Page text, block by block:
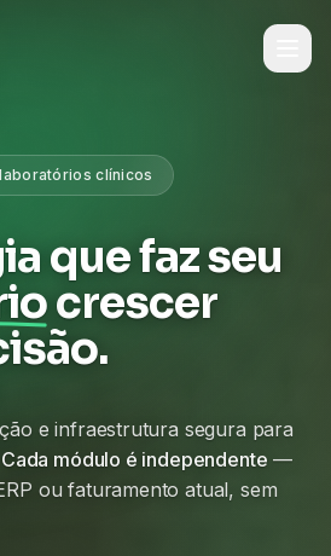
clínicos
que faz seu
crescer
e infraestrutura segura para
Cada módulo é independente —
ou faturamento atual, sem